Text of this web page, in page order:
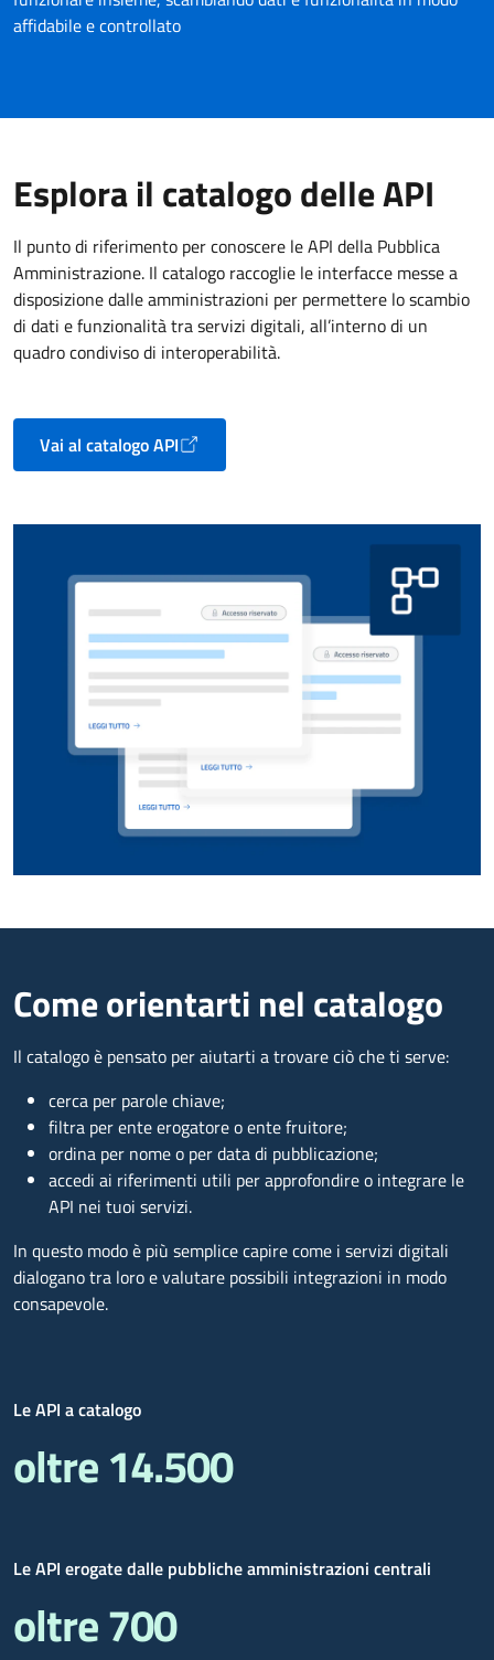
affidabile e controllato
Esplora il catalogo delle API
Il punto di riferimento per conoscere le API della Pubblica
Amministrazione. Il catalogo raccoglie le interfacce messe a
disposizione dalle amministrazioni per permettere lo scambio
di dati e funzionalità tra servizi digitali, all’interno di un
quadro condiviso di interoperabilità.
Vai al catalogo APIApre in un nuovo tab
Come orientarti nel catalogo
Il catalogo è pensato per aiutarti a trovare ciò che ti serve:
cerca per parole chiave;
filtra per ente erogatore o ente fruitore;
ordina per nome o per data di pubblicazione;
accedi ai riferimenti utili per approfondire o integrare le
API nei tuoi servizi.
In questo modo è più semplice capire come i servizi digitali
dialogano tra loro e valutare possibili integrazioni in modo
consapevole.
Le API a catalogo
oltre 14.500
Le API erogate dalle pubbliche amministrazioni centrali
oltre 700